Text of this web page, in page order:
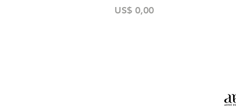
Prijs
US$ 0,00